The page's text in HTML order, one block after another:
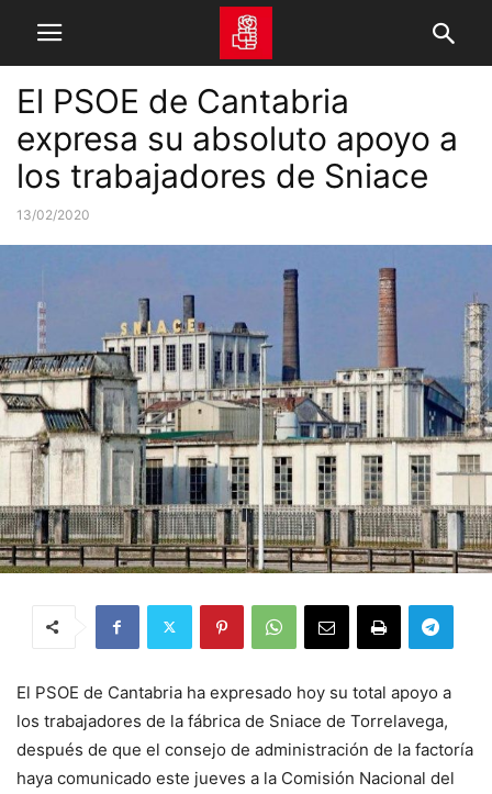
El PSOE de Cantabria
expresa su absoluto apoyo a
los trabajadores de Sniace
13/02/2020
El PSOE de Cantabria ha expresado hoy su total apoyo a
los trabajadores de la fábrica de Sniace de Torrelavega,
después de que el consejo de administración de la factoría
haya comunicado este jueves a la Comisión Nacional del